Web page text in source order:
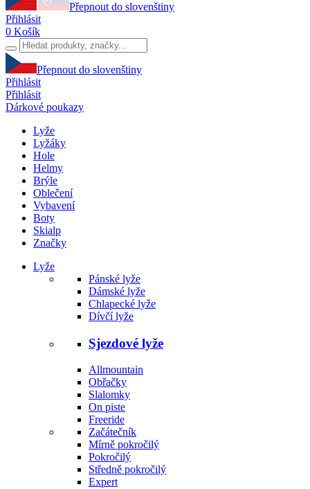
Přepnout do slovenštiny
Přihlásit
0 Košík
Přepnout do slovenštiny
Přihlásit
Přihlásit
Dárkové poukazy
Lyže
Lyžáky
Hole
Helmy
Brýle
Oblečení
Vybavení
Boty
Skialp
Značky
Lyže
Pánské lyže
Dámské lyže
Chlapecké lyže
Dívčí lyže
Sjezdové lyže
Allmountain
Obřačky
Slalomky
On piste
Freeride
Začátečník
Mírně pokročilý
Pokročilý
Středně pokročilý
Expert